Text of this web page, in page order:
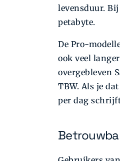
levensduur. Bij
petabyte.
De Pro-
ook veel
overgebleven
TBW. Als je
per dag